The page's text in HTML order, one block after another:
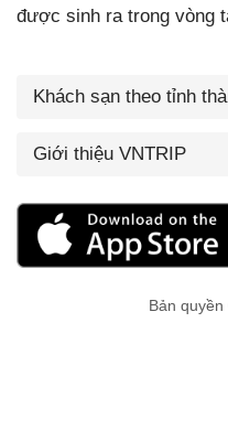
được sinh ra trong vòng
Khách sạn theo tỉnh
Giới thiệu VNTRIP
Bản